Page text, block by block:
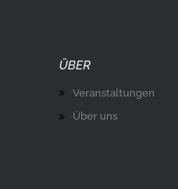
ÜBER
Veranstaltungen
Über uns